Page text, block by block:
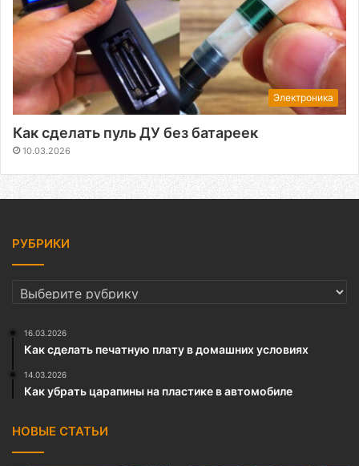
Электроника
Как сделать пуль ДУ без батареек
10.03.2026
РУБРИКИ
РУБРИКИ
16.03.2026
Как сделать печатную плату в домашних условиях
14.03.2026
Как убрать царапины на пластике в автомобиле
НОВЫЕ СТАТЬИ